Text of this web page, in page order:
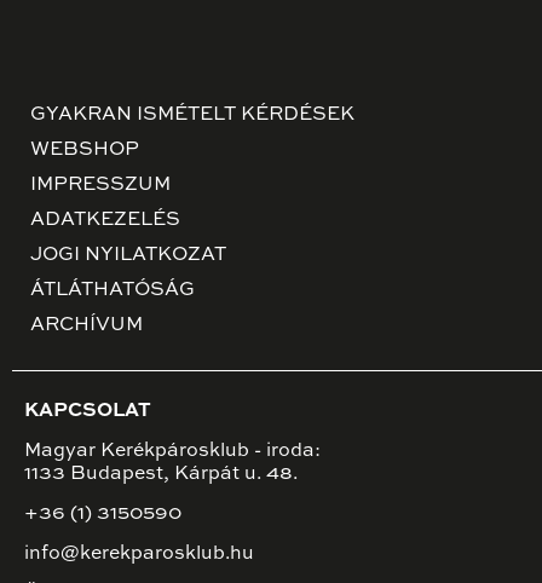
GYAKRAN ISMÉTELT KÉRDÉSEK
WEBSHOP
IMPRESSZUM
ADATKEZELÉS
JOGI NYILATKOZAT
ÁTLÁTHATÓSÁG
ARCHÍVUM
KAPCSOLAT
Magyar Kerékpárosklub - iroda:
1133 Budapest, Kárpát u. 48.
+36 (1) 3150590
info@kerekparosklub.hu